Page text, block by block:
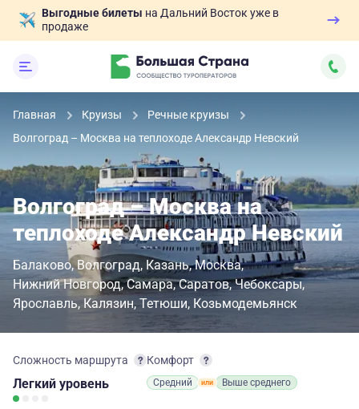
Выгодные билеты на Дальний Восток уже в
продаже
Главная Круизы
Речные круизы
Волгоград – Москва на теплоходе Александр Невский
Волгоград – Москва на
теплоходе Александр Невский
Балаково Волгоград Казань Москва
Нижний Новгород Самара Саратов Чебоксары
Ярославль Калязин Тетюши Козьмодемьянск
Сложность маршрута
Легкий уровень
Комфорт
Средний Выше среднего